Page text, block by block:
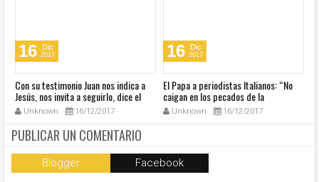
16 Dic
2017
Con su testimonio Juan nos indica a
Jesús, nos invita a seguirlo, dice el
PapaUnknown 16/12/2017
16 Dic
2017
El Papa a periodistas Italianos: “No
caigan en los pecados de la
comunicación”
Unknown 16/12/2017
PUBLICAR UN COMENTARIO
Blogger Facebook